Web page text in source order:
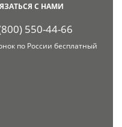
С НАМИ
550-44-66
по России бесплатный